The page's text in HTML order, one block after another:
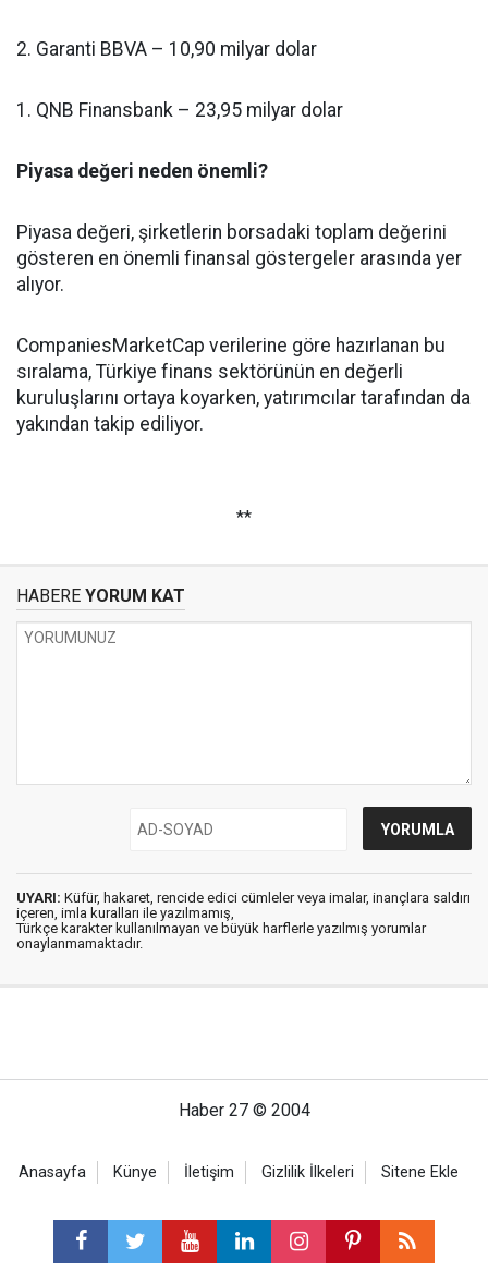
2. Garanti BBVA – 10,90 milyar dolar
1. QNB Finansbank – 23,95 milyar dolar
Piyasa değeri neden önemli?
Piyasa değeri, şirketlerin borsadaki toplam değerini
gösteren en önemli finansal göstergeler arasında yer
alıyor.
CompaniesMarketCap verilerine göre hazırlanan bu
sıralama, Türkiye finans sektörünün en değerli
kuruluşlarını ortaya koyarken, yatırımcılar tarafından da
yakından takip ediliyor.
**
HABERE YORUM KAT
UYARI: Küfür, hakaret, rencide edici cümleler veya imalar, inançlara saldırı
içeren, imla kuralları ile yazılmamış,
Türkçe karakter kullanılmayan ve büyük harflerle yazılmış yorumlar
onaylanmamaktadır.
Haber 27 © 2004
Anasayfa Künye İletişim Gizlilik İlkeleri Sitene Ekle